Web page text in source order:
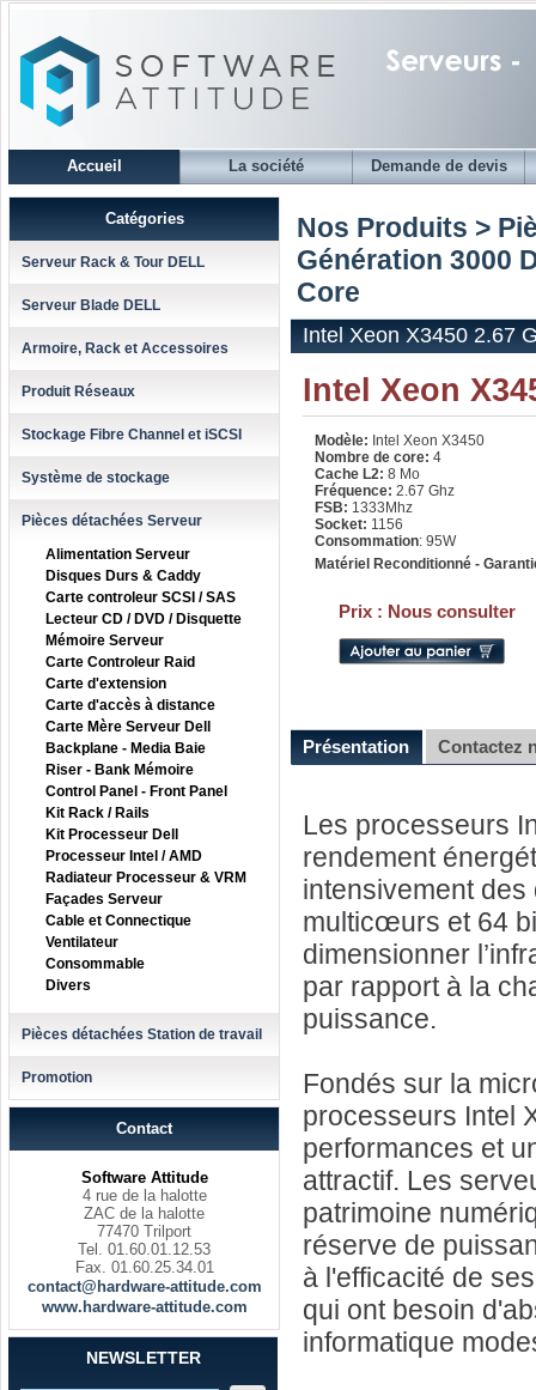
Accueil La société Demande de devis
Catégories
Serveur Rack & Tour DELL
Serveur Blade DELL
Armoire, Rack et Accessoires
Produit Réseaux
Stockage Fibre Channel et iSCSI
Système de stockage
Pièces détachées Serveur
Alimentation Serveur
Disques Durs & Caddy
Carte controleur SCSI / SAS
Lecteur CD / DVD / Disquette
Mémoire Serveur
Carte Controleur Raid
Carte d'extension
Carte d'accès à distance
Carte Mère Serveur Dell
Backplane - Media Baie
Riser - Bank Mémoire
Control Panel - Front Panel
Kit Rack / Rails
Kit Processeur Dell
Processeur Intel / AMD
Radiateur Processeur & VRM
Façades Serveur
Cable et Connectique
Ventilateur
Consommable
Divers
Pièces détachées Station de travail
Promotion
Contact
Software Attitude
4 rue de la halotte
ZAC de la halotte
77470 Trilport
Tel. 01.60.01.12.53
Fax. 01.60.25.34.01
contact@hardware-attitude.com
www.hardware-attitude.com
NEWSLETTER
Nos Produits >
Génération 3000
Core
Intel Xeon X3450 2.67
Intel Xeon
Modèle: Intel Xeon X3450
Nombre de core: 4
Cache L2: 8 Mo
Fréquence: 2.67 Ghz
FSB: 1333Mhz
Socket: 1156
Consommation: 95W
Matériel Reconditionné -
Prix : Nous consulter
Présentation Contactez
Les processeurs
rendement
intensivement des
multicœurs et 64
dimensionner
par rapport à la
puissance.
Fondés sur la
processeurs Intel
performances et
attractif. Les
patrimoine
réserve de
à l'efficacité de
qui ont besoin
informatique